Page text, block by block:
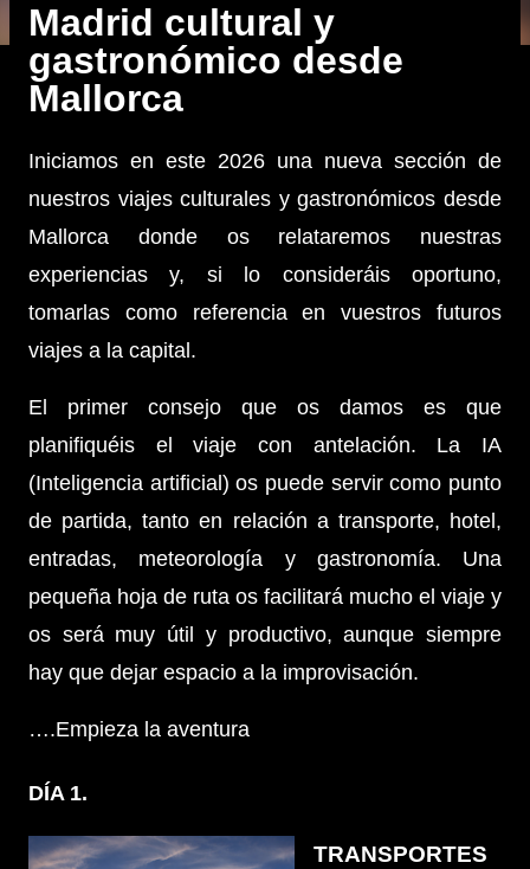
Madrid cultural y
gastronómico desde
Mallorca
Iniciamos en este 2026 una nueva sección de
nuestros viajes culturales y gastronómicos desde
Mallorca donde os relataremos nuestras
experiencias y, si lo consideráis oportuno,
tomarlas como referencia en vuestros futuros
viajes a la capital.
El primer consejo que os damos es que
planifiquéis el viaje con antelación. La IA
(Inteligencia artificial) os puede servir como punto
de partida, tanto en relación a transporte, hotel,
entradas, meteorología y gastronomía. Una
pequeña hoja de ruta os facilitará mucho el viaje y
os será muy útil y productivo, aunque siempre
hay que dejar espacio a la improvisación.
….Empieza la aventura
DÍA 1.
TRANSPORTES